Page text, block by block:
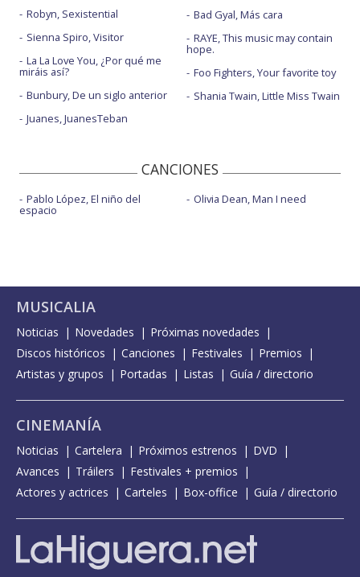
Robyn, Sexistential
Sienna Spiro, Visitor
La La Love You, ¿Por qué me
miráis así?
Bunbury, De un siglo anterior
Juanes, JuanesTeban
Bad Gyal, Más cara
RAYE, This music may contain
hope.
Foo Fighters, Your favorite toy
Shania Twain, Little Miss Twain
CANCIONES
Pablo López, El niño del
espacio
Olivia Dean, Man I need
MUSICALIA
Noticias Novedades
Próximas novedades
Discos históricos
Canciones Festivales
Premios
Artistas y grupos
Portadas Listas Guía / directorio
CINEMANÍA
Noticias Cartelera Próximos estrenos
DVD
Avances
Tráilers
Festivales + premios
Actores y actrices
Carteles Box-office Guía / directorio